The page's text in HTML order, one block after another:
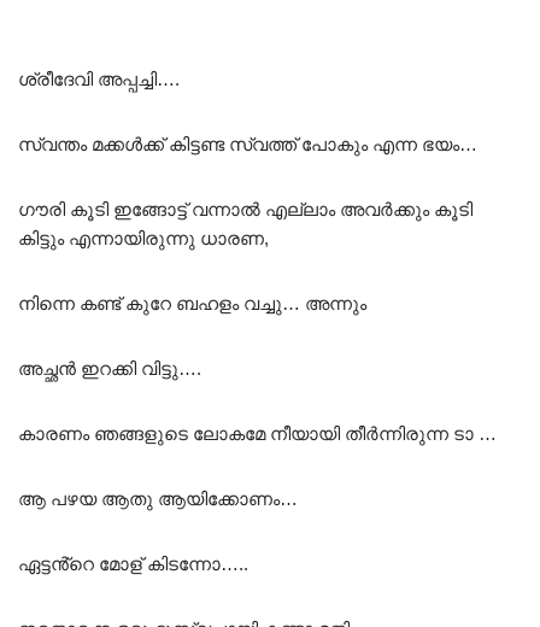
ശ്രീദേവി അപ്പച്ചി….
സ്വന്തം മക്കൾക്ക് കിട്ടണ്ട സ്വത്ത് പോകും എന്ന ഭയം…
ഗൗരി കൂടി ഇങ്ങോട്ട് വന്നാൽ എല്ലാം അവർക്കും കൂടി
കിട്ടും എന്നായിരുന്നു ധാരണ,
നിന്നെ കണ്ട് കുറേ ബഹളം വച്ചു… അന്നും
അച്ഛൻ ഇറക്കി വിട്ടു….
കാരണം ഞങ്ങളുടെ ലോകമേ നീയായി തീർന്നിരുന്ന ടാ …
ആ പഴയ ആതു ആയിക്കോണം…
ഏട്ടൻ്റെ മോള് കിടന്നോ…..